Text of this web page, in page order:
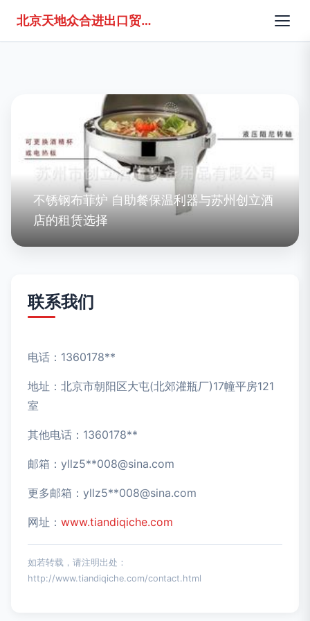
北京天地众合进出口贸易有限责任公司
不锈钢布菲炉 自助餐保温利器与苏州创立酒
店的租赁选择
联系我们
电话：1360178**
地址：北京市朝阳区大屯(北郊灌瓶厂)17幢平房121
室
其他电话：1360178**
邮箱：yllz5**008@sina.com
更多邮箱：yllz5**008@sina.com
网址： www.tiandiqiche.com
如若转载，请注明出处：
http://www.tiandiqiche.com/contact.html